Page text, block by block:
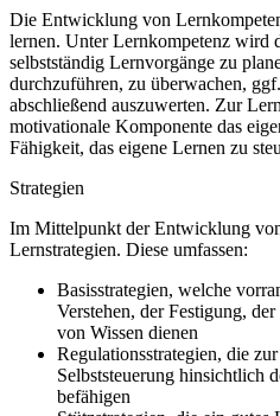
Die Entwicklung von
lernen. Unter Lernkompetenz wird
selbstständig Lernvorgänge zu
durchzuführen, zu überwachen,
abschließend auszuwerten. Zur
motivationale Komponente das
Fähigkeit, das eigene Lernen zu
Strategien
Im Mittelpunkt der Entwicklung
Lernstrategien. Diese umfassen:
Basisstrategien, welche
Verstehen, der Festigung,
von Wissen dienen
Regulationsstrategien, die
Selbststeuerung hinsichtlich
befähigen